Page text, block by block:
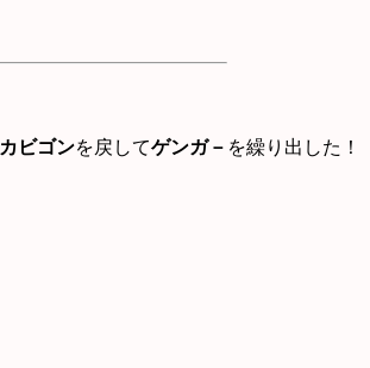
カビゴンを戻してゲンガ－ を繰り出した！